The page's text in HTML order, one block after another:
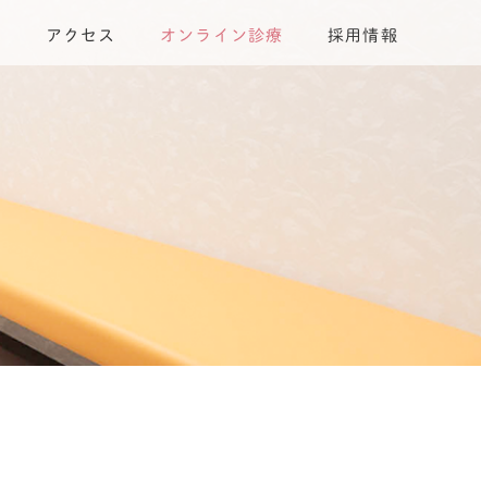
アクセス オンライン診療 採用情報